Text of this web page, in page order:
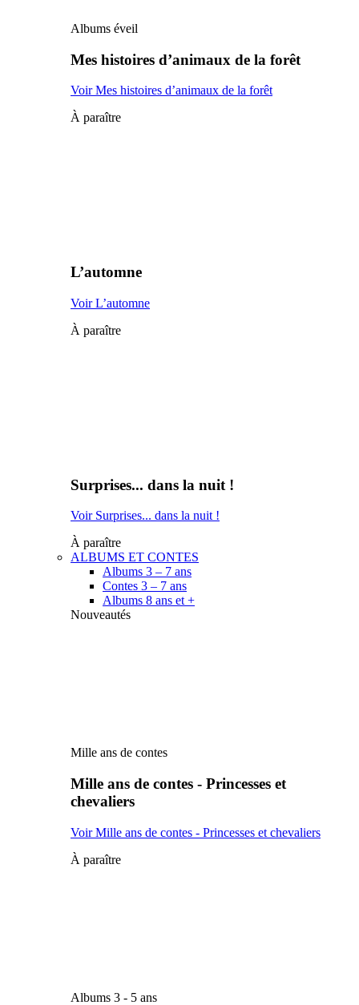
Albums éveil
Mes histoires d’animaux de la forêt
Voir Mes histoires d’animaux de la forêt
À paraître
L’automne
Voir L’automne
À paraître
Surprises... dans la nuit !
Voir Surprises... dans la nuit !
À paraître
ALBUMS ET CONTES
Albums 3 – 7 ans
Contes 3 – 7 ans
Albums 8 ans et +
Nouveautés
Mille ans de contes
Mille ans de contes - Princesses et
chevaliers
Voir Mille ans de contes - Princesses et chevaliers
À paraître
Albums 3 - 5 ans